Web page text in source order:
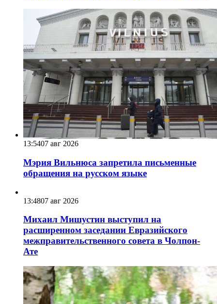
13:5407 авг 2026
Мэрия Вильнюса запретила письменные
обращения на русском языке
13:4807 авг 2026
Михаил Мишустин выступил на
расширенном заседании Евразийского
межправительственного совета в Чолпон-
Ате